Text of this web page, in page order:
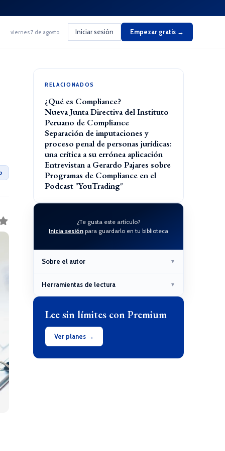
viernes 7 de agosto Iniciar sesión Empezar gratis →
RELACIONADOS
¿Qué es Compliance?
Nueva Junta Directiva del Instituto
Peruano de Compliance
Separación de imputaciones y
proceso penal de personas jurídicas:
una crítica a su errónea aplicación
Entrevistan a Gerardo Pajares sobre
Programas de Compliance en el
Podcast "YouTrading"
¿Te gusta este artículo?
Inicia sesión para guardarlo en tu biblioteca
Sobre el autor ▼
Herramientas de lectura ▼
Lee sin límites con Premium
Ver planes →